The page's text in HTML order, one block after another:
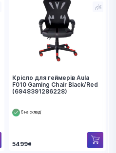
Крісло для геймерів Aula
F010 Gaming Chair Black/Red
(6948391286228)
Є на складі
5499₴